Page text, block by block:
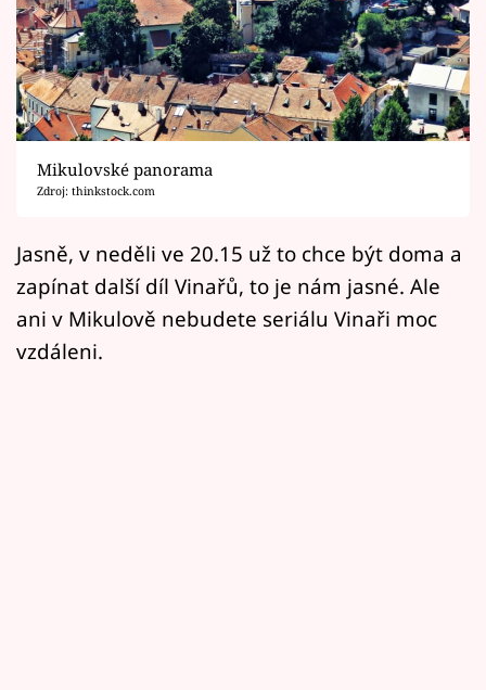
Horoskopy
Sledujte prima+
Filmový festival Karlovy Vary
Pořady
Mámy sobě
Přihlášení
Mikulovské panorama
Zdroj: thinkstock.com
Jasně, v neděli ve 20.15 už to chce být doma a
zapínat další díl Vinařů, to je nám jasné. Ale
ani v Mikulově nebudete seriálu Vinaři moc
vzdáleni.